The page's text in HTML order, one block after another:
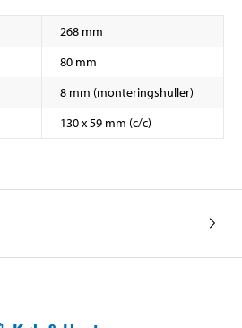
268 mm
80 mm
8 mm (monteringshuller)
130 x 59 mm (c/c)